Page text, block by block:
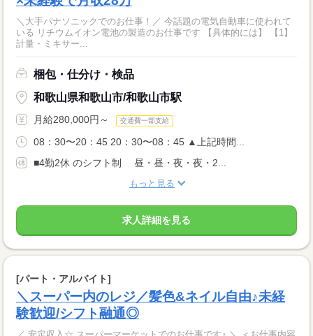
＼大手パナソニックでのお仕事！／ 今話題の電気自動車に使われて
いる リチウムイオン電池の製造のお仕事です 【具体的には】 【1】
計量・ミキサー...
梱包・仕分け・検品
和歌山県和歌山市/和歌山市駅
月給280,000円～ 交通費一部支給
08：30〜20：45 20：30〜08：45 ▲上記時間...
■4勤2休 のシフト制 昼・昼・夜・夜・2...
もっと見る
求人詳細を見る
[パート・アルバイト]
＼スーパー内のレジ／髪色&ネイル自由♪未経
験歓迎/シフト融通◎